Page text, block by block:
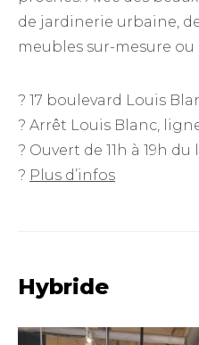
de jardinerie urbaine,
meubles sur-mesure ou
? 17 boulevard Louis
? Arrêt Louis Blanc,
? Ouvert de 11h à 19h
? Plus d’infos
Hybride